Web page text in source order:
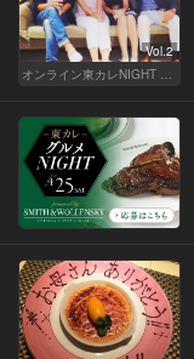
Vol.2
オンライン東カレNIGHT イベント募集